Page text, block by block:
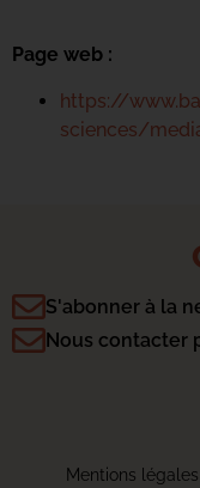
Page web :
https://
sciences/
S'abonner à la
Nous contacter
Mentions légales